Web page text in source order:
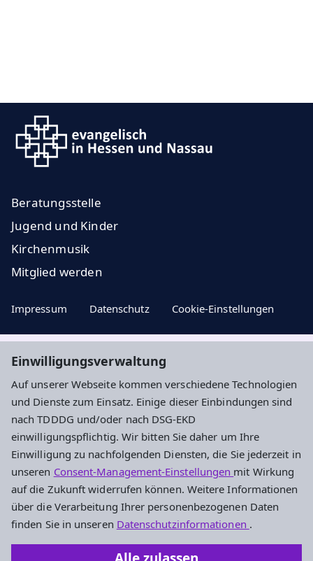
Einwilligungsverwaltung
Auf unserer Webseite kommen verschiedene Technologien
und Dienste zum Einsatz. Einige dieser Einbindungen sind
nach TDDDG und/oder nach DSG-EKD
einwilligungspflichtig. Wir bitten Sie daher um Ihre
Einwilligung zu nachfolgenden Diensten, die Sie jederzeit in
unseren Consent-Management-Einstellungen mit Wirkung
auf die Zukunft widerrufen können. Weitere Informationen
über die Verarbeitung Ihrer personenbezogenen Daten
finden Sie in unseren Datenschutzinformationen .
Beratungsstelle
Jugend und Kinder
Kirchenmusik
Mitglied werden
Impressum Datenschutz Cookie-Einstellungen
Aktuelle Nachrichten, geistige Impulse ...
Newsletter entdecken
Evangelisches Dekanat an der Dill
Am Hintersand 15
35745 Herborn